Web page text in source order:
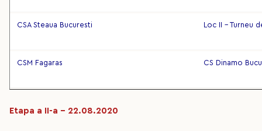
CSA Steaua Bucuresti Loc II - Turneu
CSM Fagaras CS Dinamo
Etapa a II-a – 22.08.2020